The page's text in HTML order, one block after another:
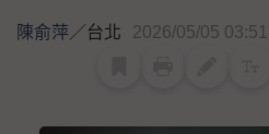
陳俞萍／台北 2026/05/05 03:51